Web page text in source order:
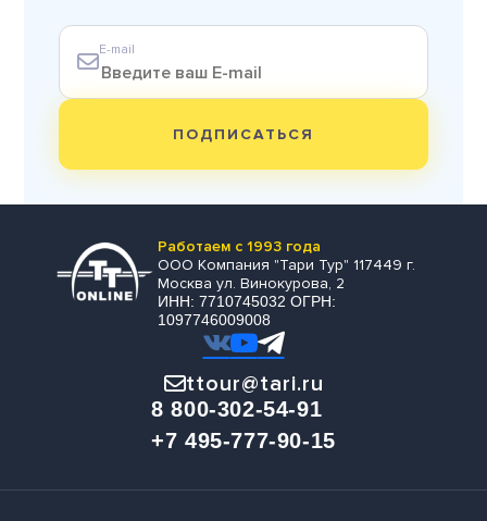
E-mail
ПОДПИСАТЬСЯ
Работаем с 1993 года
ООО Компания "Тари Тур" 117449 г.
Москва ул. Винокурова, 2
ИНН: 7710745032 ОГРН:
1097746009008
ttour@tari.ru
8 800-302-54-91
+7 495-777-90-15